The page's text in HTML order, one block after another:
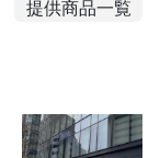
提供商品一覧